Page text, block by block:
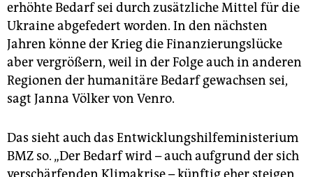
erhöhte Bedarf sei durch zusätzliche Mittel für die
Ukraine abgefedert worden. In den nächsten
Jahren könne der Krieg die Finanzierungslücke
aber vergrößern, weil in der Folge auch in anderen
Re­gio­nen der humanitäre Bedarf gewachsen sei,
sagt Janna Völker von Venro.
Das sieht auch das Entwicklungshilfeministerium
BMZ so. „Der Bedarf wird – auch aufgrund der sich